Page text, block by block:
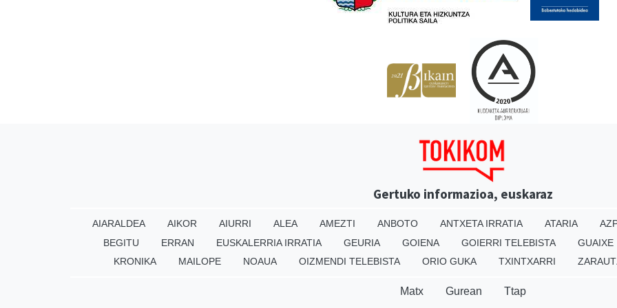
Gertuko informazioa, euskaraz
AIARALDEA AIKOR AIURRI ALEA AMEZTI ANBOTO ANTXETA IRRATIA ATARIA
BEGITU
ERRAN EUSKALERRIA IRRATIA GEURIA GOIENA GOIERRI TELEBISTA
GUAIXE
KRONIKA
MAILOPE NOAUA OIZMENDI TELEBISTA ORIO GUKA TXINTXARRI
Matx Gurean Ttap